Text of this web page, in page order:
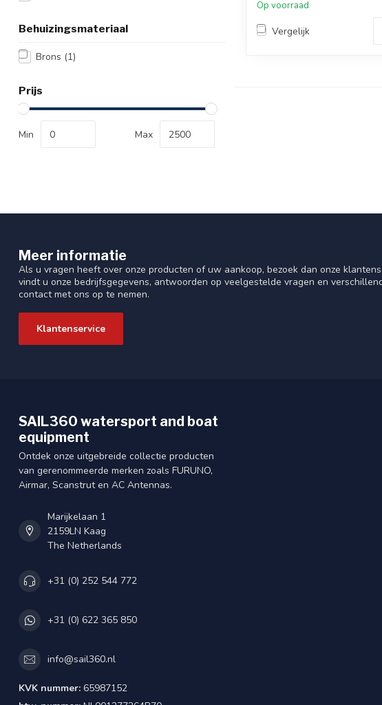
Behuizingsmateriaal
Brons (1)
Prijs
Min Max
Op voorraad
Vergelijk
Meer informatie
Als u vragen heeft over onze producten of uw aankoop, bezoek dan onze
vindt u onze bedrijfsgegevens, antwoorden op veelgestelde vragen en
contact met ons op te nemen.
Klantenservice
SAIL360 watersport and boat
equipment
Ontdek onze uitgebreide collectie producten
van gerenommeerde merken zoals FURUNO,
Airmar, Scanstrut en AC Antennas.
Marijkelaan 1
2159LN Kaag
The Netherlands
+31 (0) 252 544 772
+31 (0) 622 365 850
info@sail360.nl
KVK nummer: 65987152